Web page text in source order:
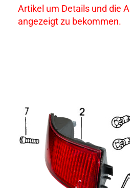
Artikel um Details und die
angezeigt zu bekommen.